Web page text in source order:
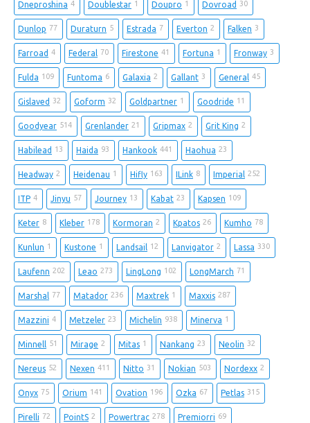
Dneproshina 4 Doublestar 1 Doupro 1 Dovroad 30
Dunlop 77 Duraturn 5 Estrada 7 Everton 2 Falken 3
Farroad 4 Federal 70 Firestone 41 Fortuna 1 Fronway 3
Fulda 109 Funtoma 6 Galaxia 2 Gallant 3 General 45
Gislaved 32 Goform 32 Goldpartner 1 Goodride 11
Goodyear 514 Grenlander 21 Gripmax 2 Grit King 2
Habilead 13 Haida 93 Hankook 441 Haohua 23
Headway 2 Heidenau 1 Hifly 163 ILink 8 Imperial 252
ITP 4 Jinyu 57 Journey 13 Kabat 23 Kapsen 109
Keter 8 Kleber 178 Kormoran 2 Kpatos 26 Kumho 78
Kunlun 1 Kustone 1 Landsail 12 Lanvigator 2 Lassa 330
Laufenn 202 Leao 273 LingLong 102 LongMarch 71
Marshal 77 Matador 236 Maxtrek 1 Maxxis 287
Mazzini 4 Metzeler 23 Michelin 938 Minerva 1
Minnell 51 Mirage 2 Mitas 1 Nankang 23 Neolin 32
Nereus 52 Nexen 411 Nitto 31 Nokian 503 Nordexx 2
Onyx 75 Orium 141 Ovation 196 Ozka 67 Petlas 315
Pirelli 72 PointS 2 Powertrac 278 Premiorri 69